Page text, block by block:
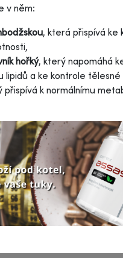
v něm:
, která přispívá ke
hořký, který napomáhá
lipidů a ke kontrole tělesné
přispívá k normálnímu